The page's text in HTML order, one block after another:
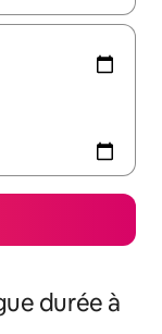
durée à